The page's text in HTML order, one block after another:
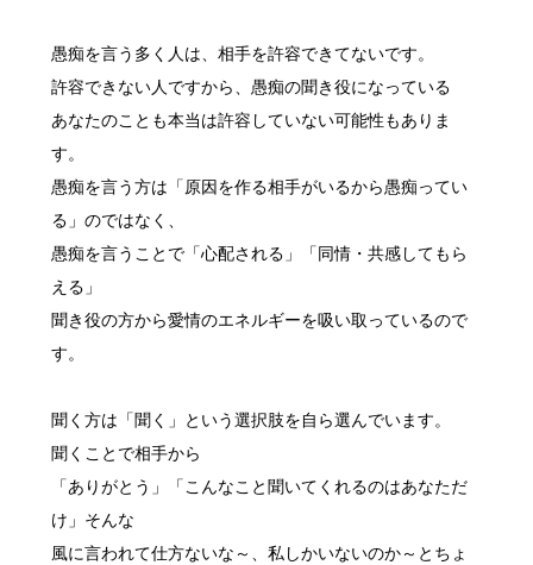
愚痴を言う多く人は、相手を許容できてないです。
許容できない人ですから、愚痴の聞き役になっている
あなたのことも本当は許容していない可能性もありま
す。
愚痴を言う方は「原因を作る相手がいるから愚痴ってい
る」のではなく、
愚痴を言うことで「心配される」「同情・共感してもら
える」
聞き役の方から愛情のエネルギーを吸い取っているので
す。
聞く方は「聞く」という選択肢を自ら選んでいます。
聞くことで相手から
「ありがとう」「こんなこと聞いてくれるのはあなただ
け」そんな
風に言われて仕方ないな～、私しかいないのか～とちょ